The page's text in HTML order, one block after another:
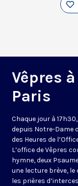
Vêpres
Paris
Chaque jour à
depuis Notre-Dame
des Heures de
L’office de Vêpres
hymne, deux
une lecture brève,
les prières